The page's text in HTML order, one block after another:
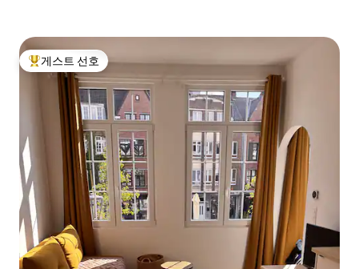
상위 게스트 선호
게스트 선호